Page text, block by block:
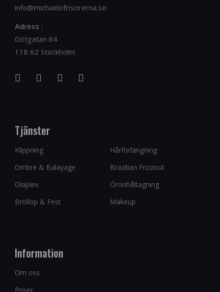
info@michaelofrisorerna.se
Adress :
Götgatan 84
118 62 Stockholm
Tjänster
Klippning
Hårförlängning
Ombre & Balayage
Brazilian Frizzout
Olaplex
Öronhåltagning
Bröllop & Fest
Makeup
Information
Om oss
Priser